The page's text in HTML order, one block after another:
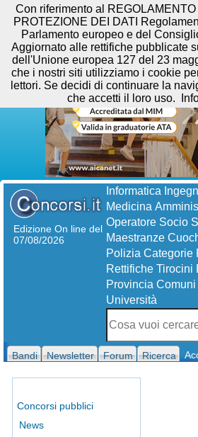
Edizione On line del
07/08/2026
Informatica
Medicina
Operatore Socio
Maestranze
Polizia Categorie
Rettifiche Tirocini
Provincia Comuni
Università
Bandi Newsletter Forum Ricerca
Concorsi pubblici
News
Con riferimento al
PROTEZIONE DEI DATI
Parlamento europeo e del
Aggiornato alle rettifiche pubblicate
dell'Unione europea 127 del 23
che i nostri siti utilizziamo i cookie
lettori. Se decidi di continuare la
che accetti il loro uso.